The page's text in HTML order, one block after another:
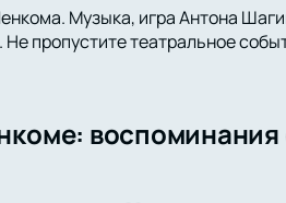
Музыка, игра Антона
пропустите театральное
воспоминания